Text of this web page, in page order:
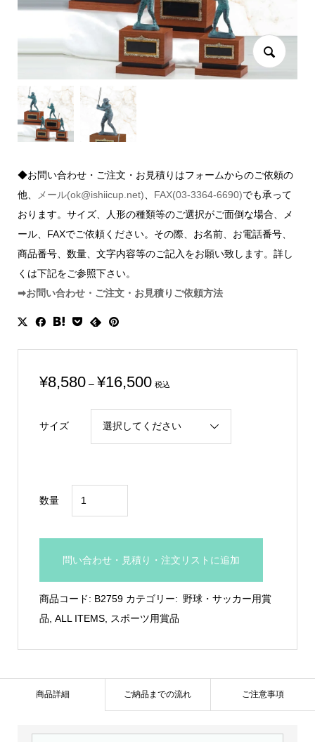
◆お問い合わせ・ご注文・お見積りはフォームからのご依頼の
他、
メール(ok@ishiicup.net) FAX(03-3364-6690)でも承って
おります。サイズ、人形の種類等のご選択がご面倒な場合、メ
ール、FAXでご依頼ください。その際、お名前、お電話番号、
商品番号、数量、文字内容等のご記入をお願い致します。詳し
くは下記をご参照下さい。
➡お問い合わせ・ご注文・お見積りご依頼方法
¥8,580 – ¥16,500価
税込
サイズ
数量
ッ
B2759
問い合わせ・見積り・注文リストに追加
商品コード: B2759 カテゴリー: 野球・サッカー用賞
品 ALL ITEMS, スポーツ用賞品
商品詳細 ご納品までの流れ ご注意事項